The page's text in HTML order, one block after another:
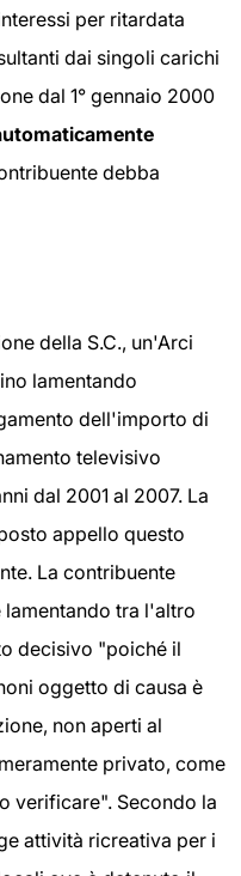
per ritardata
dai singoli carichi
dal 1° gennaio 2000
debba
della S.C., un'Arci
lamentando
dell'importo di
televisivo
dal 2001 al 2007. La
appello questo
La contribuente
tra l'altro
decisivo "poiché il
oggetto di causa è
non aperti al
privato, come
verificare". Secondo la
attività ricreativa per i